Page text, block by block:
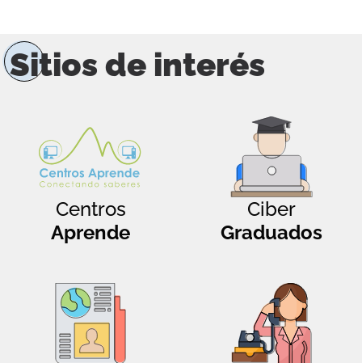
Sitios de interés
Centros
Aprende
Ciber
Graduados